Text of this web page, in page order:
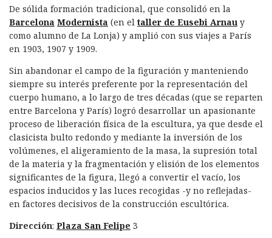
De sólida formación tradicional, que consolidó en la
Barcelona Modernista (en el taller de Eusebi Arnau y
como alumno de La Lonja) y amplió con sus viajes a París
en 1903, 1907 y 1909.
Sin abandonar el campo de la figuración y manteniendo
siempre su interés preferente por la representación del
cuerpo humano, a lo largo de tres décadas (que se reparten
entre Barcelona y París) logró desarrollar un apasionante
proceso de liberación física de la escultura, ya que desde el
clasicista bulto redondo y mediante la inversión de los
volúmenes, el aligeramiento de la masa, la supresión total
de la materia y la fragmentación y elisión de los elementos
significantes de la figura, llegó a convertir el vacío, los
espacios inducidos y las luces recogidas -y no reflejadas-
en factores decisivos de la construcción escultórica.
Dirección: Plaza San Felipe 3